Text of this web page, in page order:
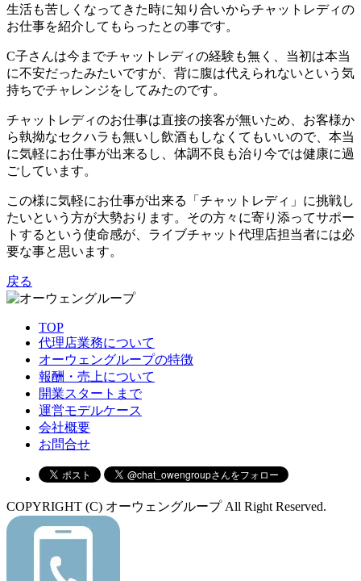
生活も苦しくなってきた時に知り合いからチャットレディの
お仕事を紹介してもらったとの事です。
C子さんは今までチャットレディの経験も無く、当初は本当
に不安だったみたいですが、背に腹は代えられないという気
持ちでチャレンジをしてみたのです。
チャットレディのお仕事は直接の接客が無いため、お客様か
ら執拗なセクハラも無いし飲酒もしなくてもいいので、本当
に気軽にお仕事が出来るし、体調不良も治り今では健康に過
ごしています。
この様に気軽にお仕事が出来る「チャットレディ」に挑戦し
たいという方が大勢おります。その方々に寄り添ってサポー
トするという使命感が、ライブチャット代理店担当者には必
要な事と思います。
戻る
TOP
代理店業務について
オーウェングループの特徴
報酬・売上について
開業スタートまで
運営モデルケース
会社概要
お問合せ
COPYRIGHT (C) オーウェングループ All Right Reserved.